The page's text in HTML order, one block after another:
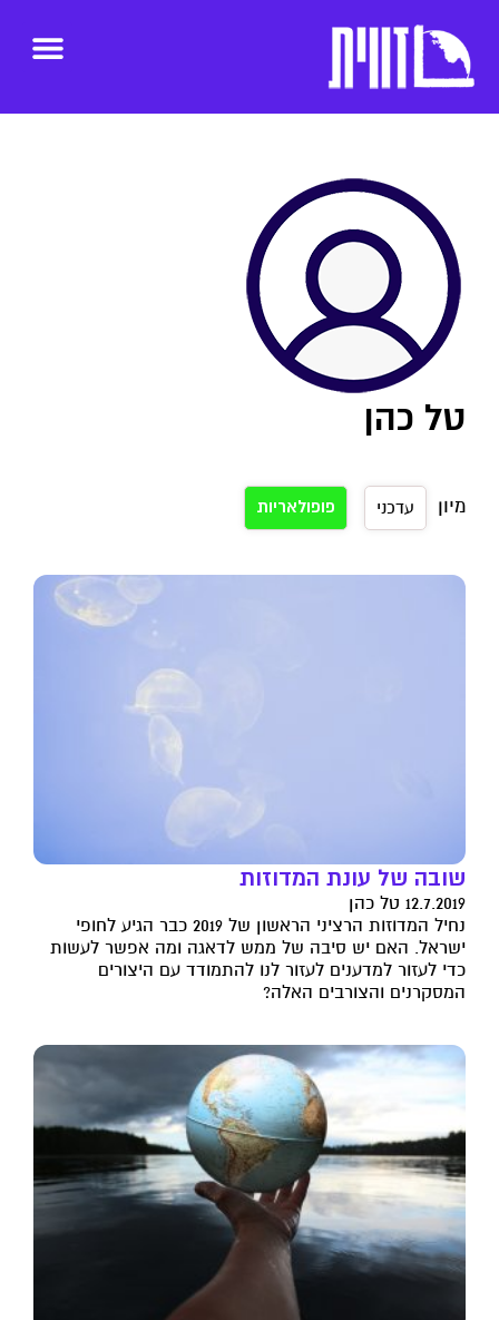
טל כהן
מיון עדכני פופולאריות
שובה של עונת המדוזות
12.7.2019 טל כהן
נחיל המדוזות הרציני הראשון של 2019 כבר הגיע לחופי
ישראל. האם יש סיבה של ממש לדאגה ומה אפשר לעשות
כדי לעזור למדענים לעזור לנו להתמודד עם היצורים
המסקרנים והצורבים האלה?